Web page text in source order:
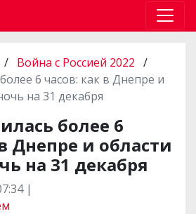
/ Война с Россией 2022 /
6 часов: как в Днепре и
на 31 декабря
более 6
Днепре и области
на 31 декабря
|